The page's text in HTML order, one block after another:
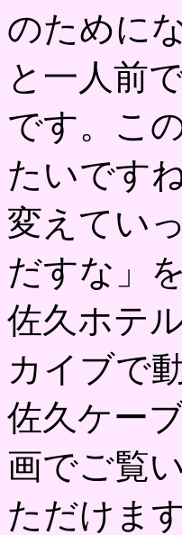
のために
と一人前
です。こ
たいです
変えてい
だすな」
佐久ホテ
カイブで
佐久ケー
画でご覧い
ただけま